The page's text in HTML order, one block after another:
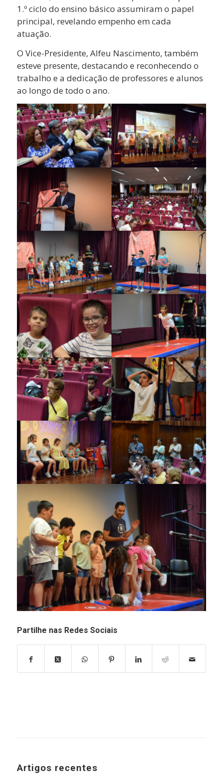
1.º ciclo do ensino básico assumiram o papel
principal, revelando empenho em cada
atuação.
O Vice-Presidente, Alfeu Nascimento, também
esteve presente, destacando e reconhecendo o
trabalho e a dedicação de professores e alunos
ao longo de todo o ano.
Partilhe nas Redes Sociais
Artigos recentes